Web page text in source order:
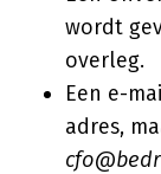
wordt
overleg.
Een e-
adres,